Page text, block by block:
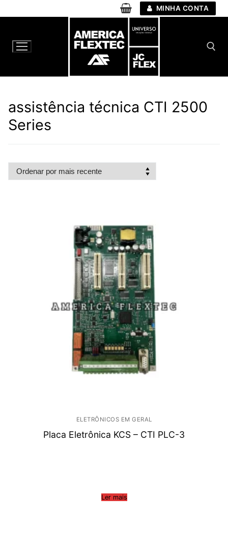
para
conteúdo
MINHA CONTA
assistência técnica CTI 2500
Series
ELETRÔNICOS EM GERAL
Placa Eletrônica KCS – CTI PLC-3
Ler mais